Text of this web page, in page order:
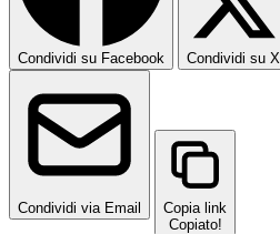
Condividi su Facebook Condividi su X
Condividi via Email
Copia link
Copiato!